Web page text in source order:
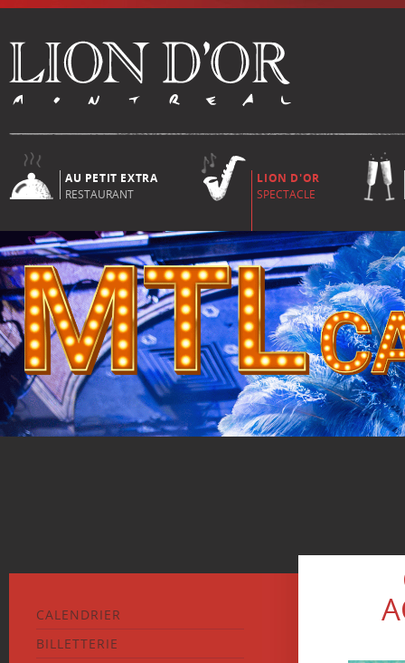
AU PETIT EXTRA
RESTAURANT
LION D'OR
SPECTACLE
CALENDRIER
BILLETTERIE